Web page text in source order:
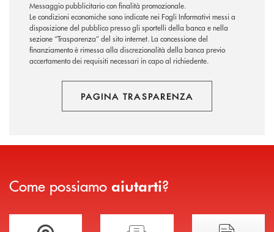
Messaggio pubblicitario con finalità promozionale.
Le condizioni economiche sono indicate nei Fogli Informativi messi a
disposizione del pubblico presso gli sportelli della banca e nella
sezione “Trasparenza” del sito internet.La concessione del
finanziamento è rimessa alla discrezionalità della banca previo
accertamento dei requisiti necessari in capo al richiedente.
PAGINA TRASPARENZA
Come possiamo aiutarti?
Trova la filiale più vicina a teHai bisogno di assistenza immediata?
Hai bisogno di